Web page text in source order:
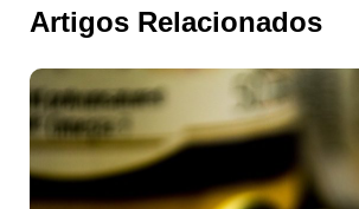
Artigos Relacionados